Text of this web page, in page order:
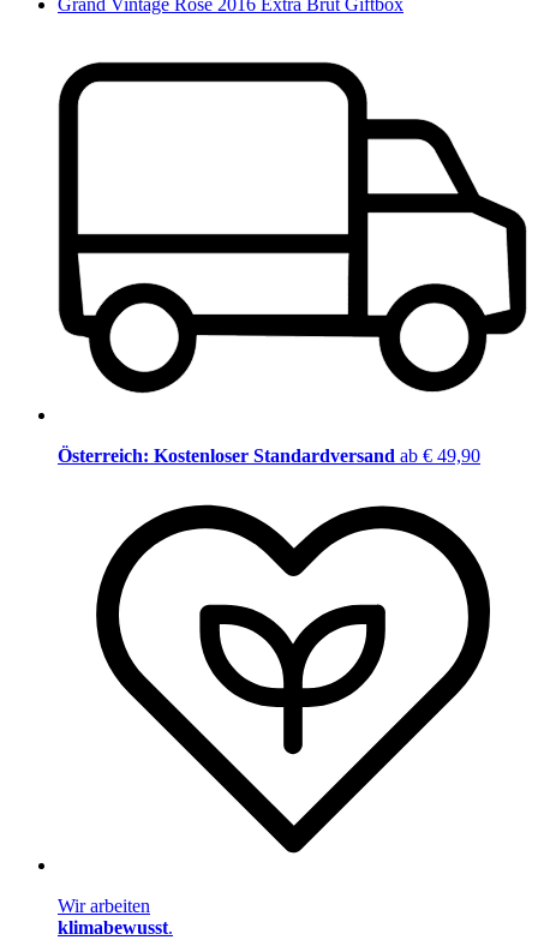
Grand Vintage Rosé 2016 Extra Brut Giftbox
Österreich: Kostenloser Standardversand ab € 49,90
Wir arbeiten
klimabewusst.